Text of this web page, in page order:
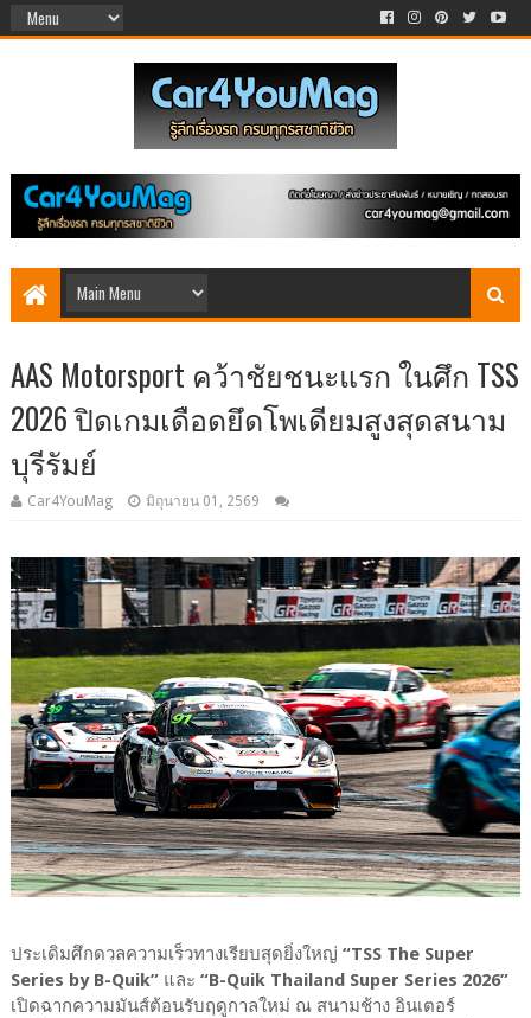
AAS Motorsport คว้าชัยชนะแรก ในศึก TSS
2026 ปิดเกมเดือดยึดโพเดียมสูงสุดสนาม
บุรีรัมย์
Car4YouMag มิถุนายน 01, 2569
ประเดิมศึกดวลความเร็วทางเรียบสุดยิ่งใหญ่ “TSS The Super
Series by B-Quik”และ “B-Quik Thailand Super Series 2026”
เปิดฉากความมันส์ต้อนรับฤดูกาลใหม่ ณ สนามช้าง อินเตอร์